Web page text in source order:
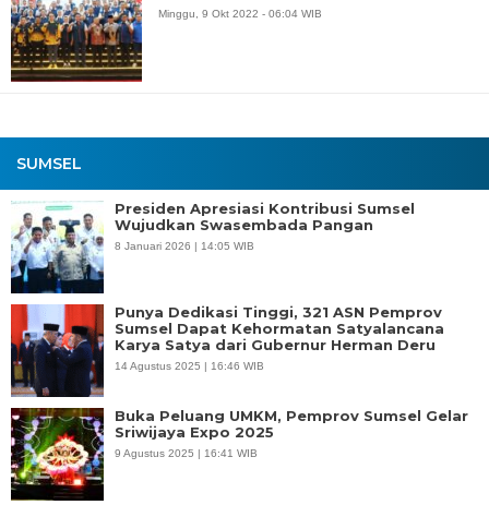
SUMSEL
Presiden Apresiasi Kontribusi Sumsel
Wujudkan Swasembada Pangan
8 Januari 2026 | 14:05 WIB
Punya Dedikasi Tinggi, 321 ASN Pemprov
Sumsel Dapat Kehormatan Satyalancana
Karya Satya dari Gubernur Herman Deru
14 Agustus 2025 | 16:46 WIB
Buka Peluang UMKM, Pemprov Sumsel Gelar
Sriwijaya Expo 2025
9 Agustus 2025 | 16:41 WIB
Minggu, 9 Okt 2022 - 06:04 WIB